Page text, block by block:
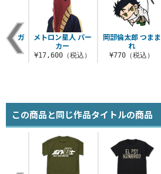
岡部倫太郎 つまま
れ
¥770（税込）
ローガ
ツ
込）
メトロン星人 パー
カー
¥17,600（税込）
この商品と同じ作品タイトルの商品